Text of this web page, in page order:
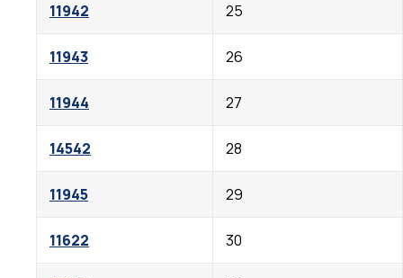
11942 25
11943 26
11944 27
14542 28
11945 29
11622 30